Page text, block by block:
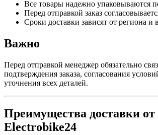
Все товары надежно упаковываются
Перед отправкой заказ
Сроки доставки зависят от региона и
Важно
Перед отправкой менеджер обязательно
подтверждения заказа, согласования
уточнения всех деталей.
Преимущества доставки от
Electrobike24